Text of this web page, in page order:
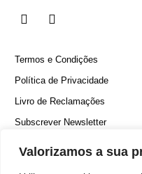
Valorizamos a sua
Termos e Condições
Política de Privacidade
Livro de Reclamações
Subscrever Newsletter